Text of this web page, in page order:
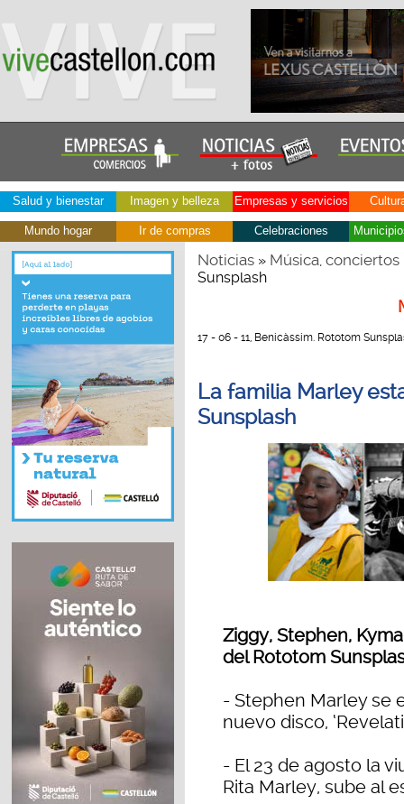
Salud y bienestar Imagen y belleza Empresas y servicios
Mundo hogar Ir de compras Celebraciones
Noticias» Música, conciertos
Sunsplash
17 - 06 - 11, Benicàssim. Rototom
La familia Marley
Sunsplash
Ziggy, Stephen,
del Rototom
- Stephen Marley se
nuevo disco,
- El 23 de agosto la
Rita Marley, sube al